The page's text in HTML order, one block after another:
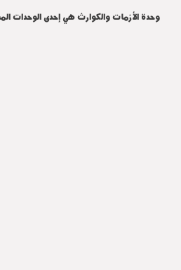
وحدة الأزمات والكوارث هي إحدى الوحدات